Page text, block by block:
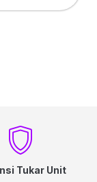
Tukar Unit